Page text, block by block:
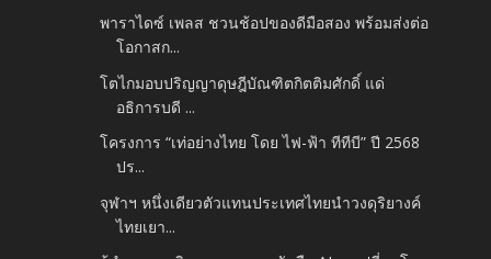
พาราไดซ์ เพลส ชวนช้อปของดีมือสอง พร้อมส่งต่อ
โอกาสก...
โตไกมอบปริญญาดุษฎีบัณฑิตกิตติมศักดิ์ แด่
อธิการบดี ...
โครงการ “เท่อย่างไทย โดย ไฟ-ฟ้า ทีทีบี” ปี 2568
ปร...
จุฬาฯ หนึ่งเดียวตัวแทนประเทศไทยนำวงดุริยางค์
ไทยเยา...